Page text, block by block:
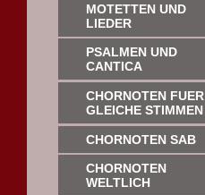
MOTETTEN UND
LIEDER
PSALMEN UND
CANTICA
CHORNOTEN FUER
GLEICHE STIMMEN
CHORNOTEN SAB
CHORNOTEN
WELTLICH